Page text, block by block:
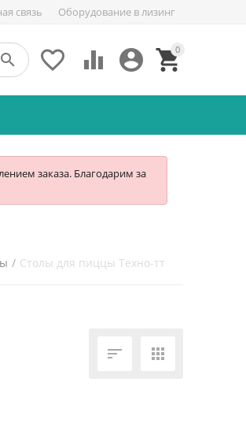
связь Оборудование в лизинг
0


 

заказа. Благодарим за
/ Столы для пиццы Техно-тт
 